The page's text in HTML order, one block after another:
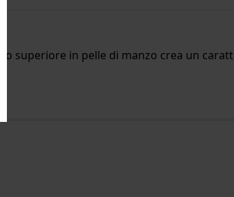
superiore in pelle di manzo crea un